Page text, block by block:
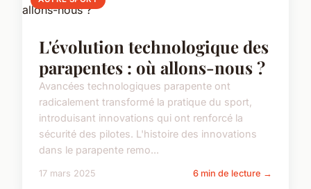
L'évolution technologique des
parapentes : où allons-nous ?
Avancées technologiques parapente ont
radicalement transformé la pratique du sport,
introduisant innovations qui ont renforcé la
sécurité des pilotes. L'histoire des innovations
dans le parapente remo...
17 mars 2025 6 min de lecture →